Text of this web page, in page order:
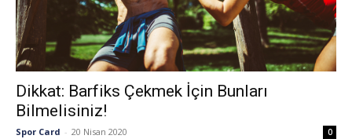
Dikkat: Barfiks Çekmek İçin Bunları
Bilmelisiniz!
Spor Card - 20 Nisan 2020 0